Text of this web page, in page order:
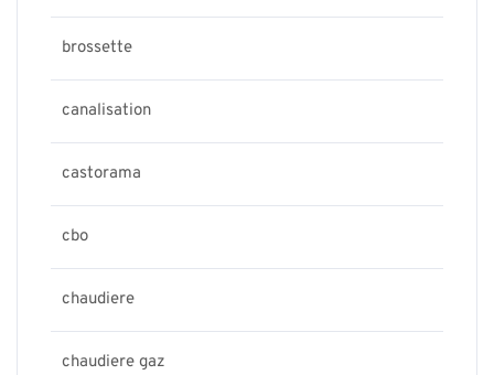
brossette
canalisation
castorama
cbo
chaudiere
chaudiere gaz